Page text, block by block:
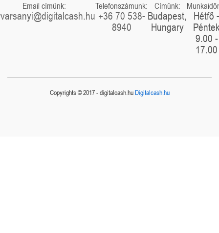
Email címünk: Telefonszámunk:
+36 70 538-
8940
Címünk:
Budapest,
Hungary
Hétfő -
9.00 -
17.00
Copyrights © 2017 - digitalcash.huDigitalcash.hu